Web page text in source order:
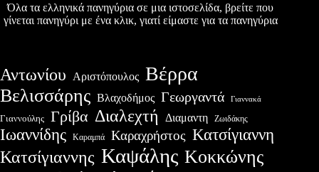
Όλα τα ελληνικά πανηγύρια σε μια ιστοσελίδα, βρείτε που
γίνεται πανηγύρι με ένα κλικ, γιατί είμαστε για τα πανηγύρια
Αντωνίου Αριστόπουλος Βέρρα
Βελισσάρης Βλαχοδήμος Γεωργαντά Γιαννακά
Γιαννούλης Γρίβα Διαλεχτή Διαμαντη Ζωιδάκης
Ιωαννίδης Καραμπά Καραχρήστος Κατσίγιαννη
Κατσίγιαννης Καψάλης Κοκκώνης